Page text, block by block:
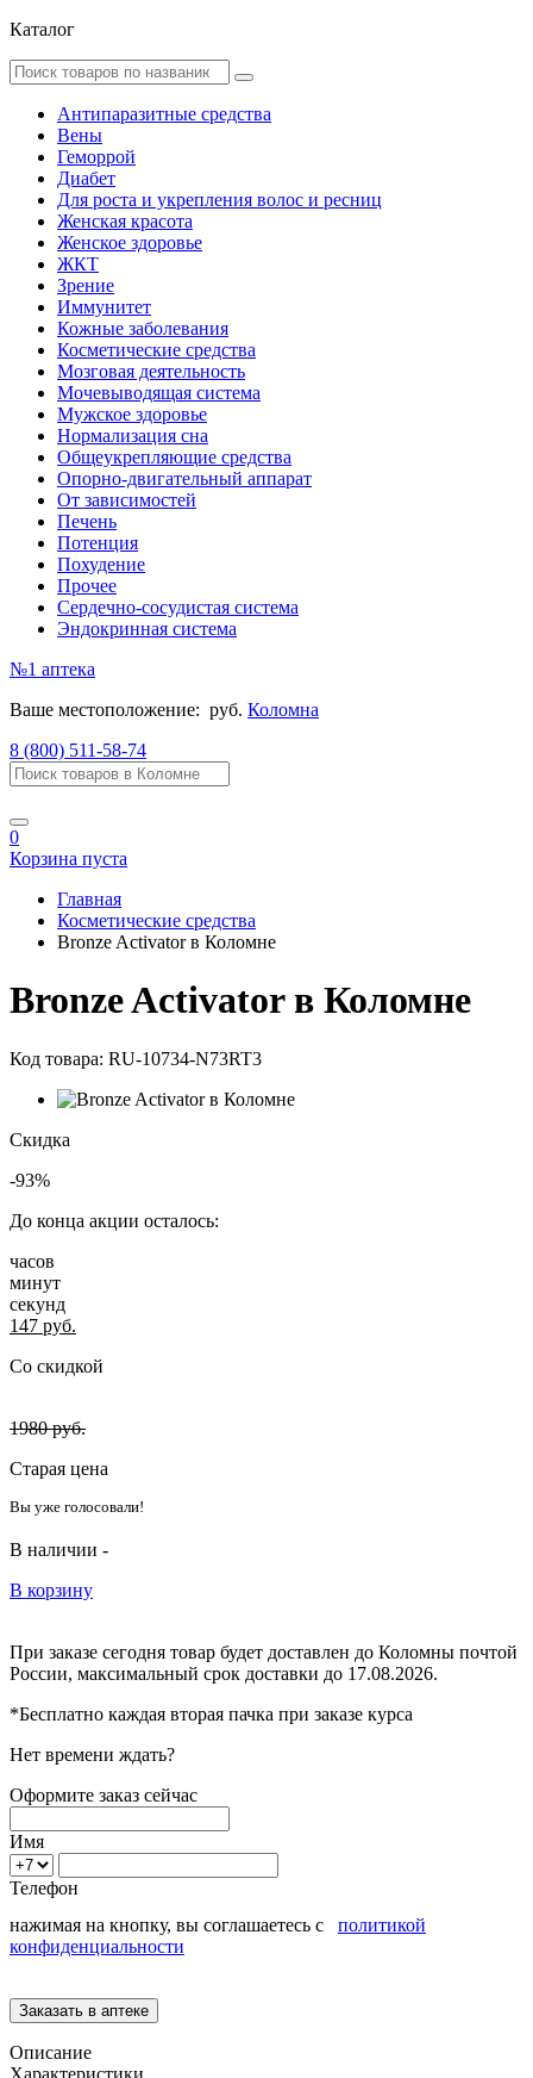
Каталог
Антипаразитные средства
Вены
Геморрой
Диабет
Для роста и укрепления волос и ресниц
Женская красота
Женское здоровье
ЖКТ
Зрение
Иммунитет
Кожные заболевания
Косметические средства
Мозговая деятельность
Мочевыводящая система
Мужское здоровье
Нормализация сна
Общеукрепляющие средства
Опорно-двигательный аппарат
От зависимостей
Печень
Потенция
Похудение
Прочее
Сердечно-сосудистая система
Эндокринная система
№1 аптека
Ваше местоположение: руб. Коломна
8 (800) 511-58-74
0
Корзина пуста
Главная
Косметические средства
Bronze Activator в Коломне
Bronze Activator в Коломне
Код товара: RU-10734-N73RT3
Скидка
-93%
До конца акции осталось:
часов
минут
секунд
147 руб.
Со скидкой
1980руб.
Старая цена
Вы уже голосовали!
В наличии -
В корзину
При заказе сегодня товар будет доставлен до Коломны почтой
России, максимальный срок доставки до 17.08.2026.
*Бесплатно каждая вторая пачка при заказе курса
Нет времени ждать?
Оформите заказ сейчас
Имя
Телефон
нажимая на кнопку, вы соглашаетесь с политикой
конфиденциальности
Описание
Характеристики